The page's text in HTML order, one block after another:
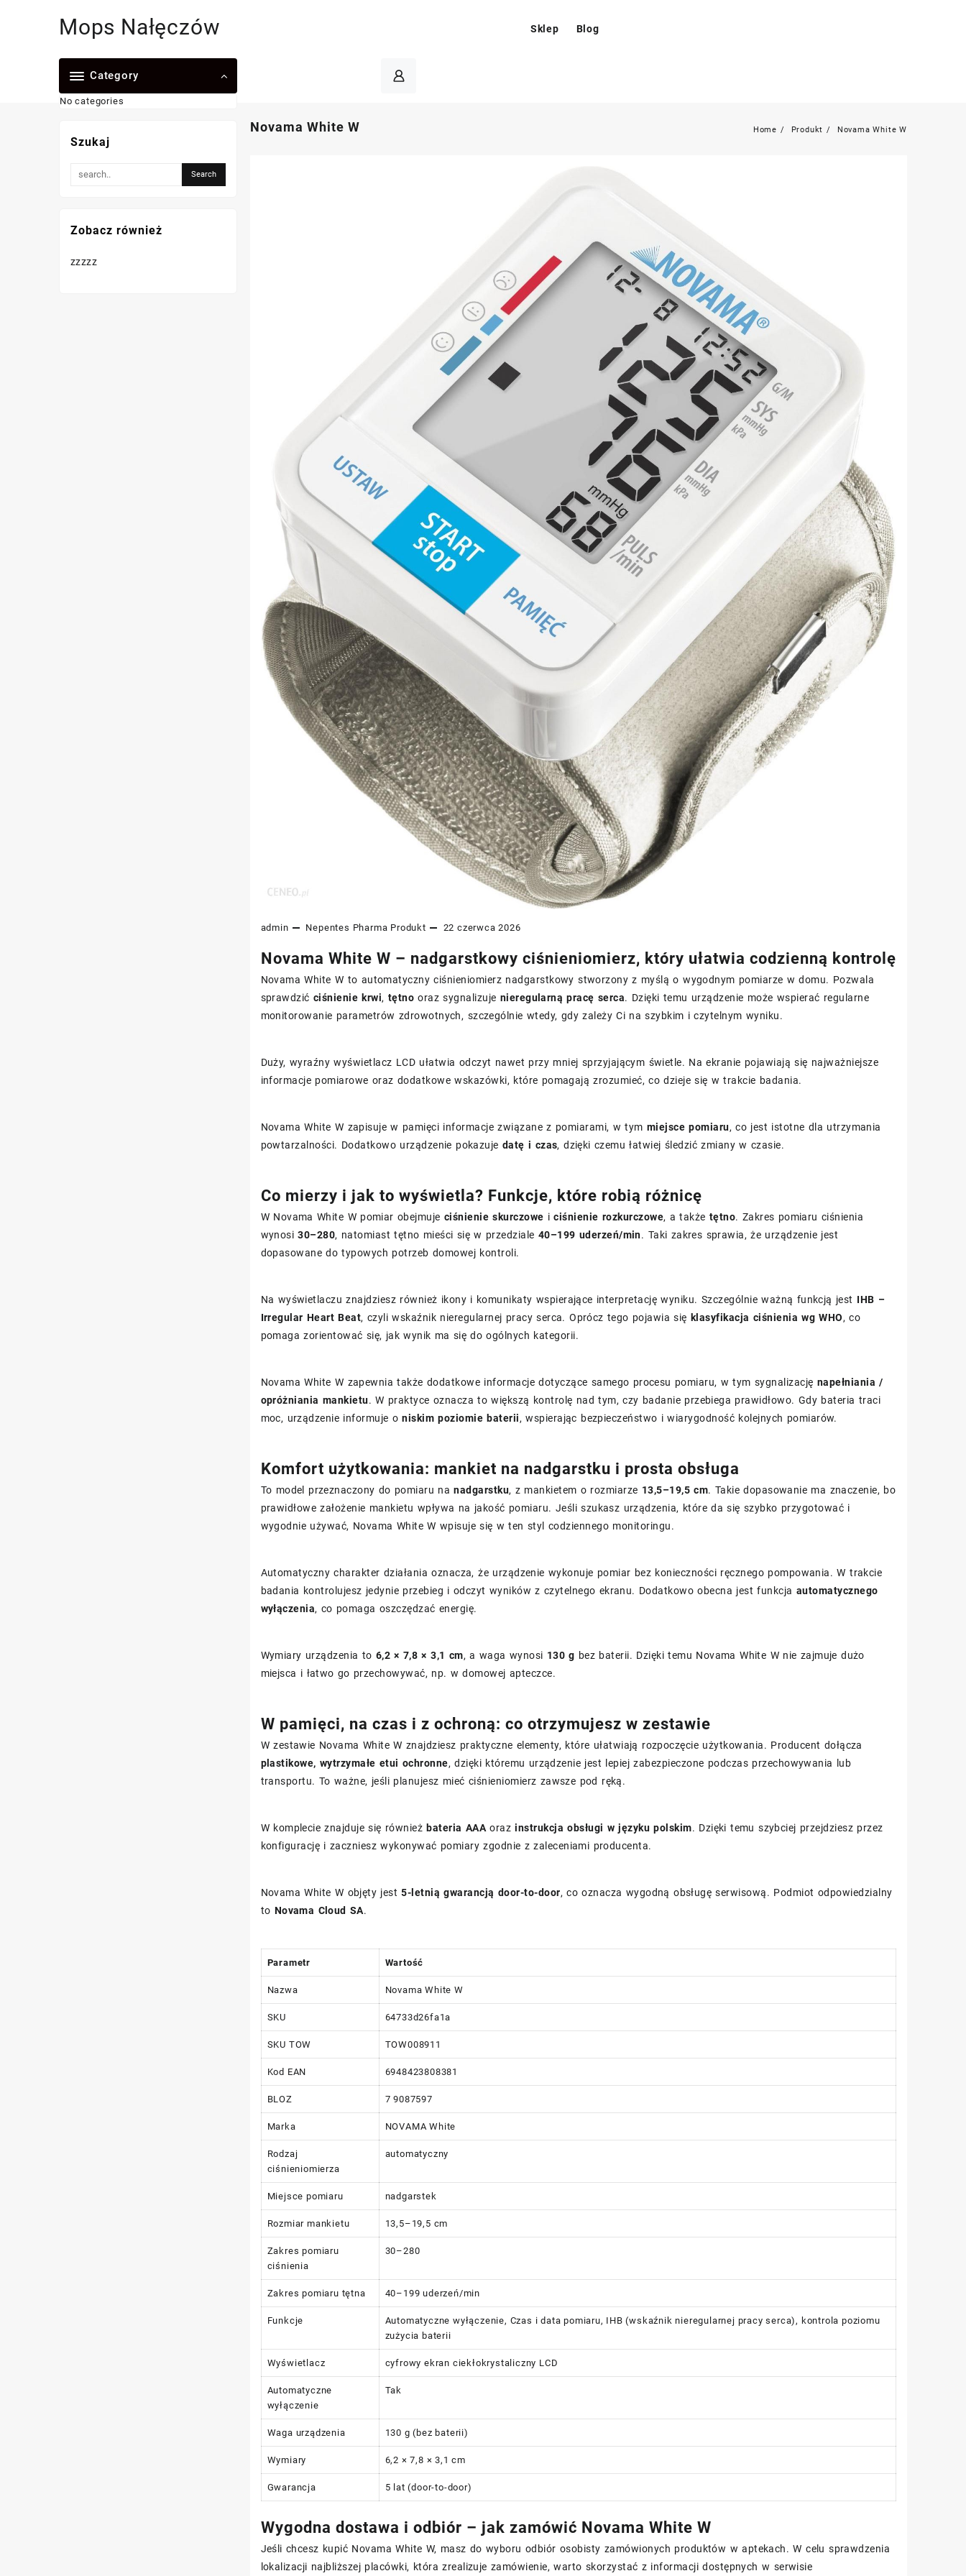
Mops Nałęczów Sklep Blog
Category
No categories
Novama White W Home Produkt Novama White W
admin Nepentes Pharma Produkt 22 czerwca 2026
Novama White W – nadgarstkowy ciśnieniomierz, który ułatwia codzienną kontrolę
Novama White W to automatyczny ciśnieniomierz nadgarstkowy stworzony z myślą o wygodnym pomiarze w domu. Pozwala
sprawdzić ciśnienie krwi, tętno oraz sygnalizuje nieregularną pracę serca. Dzięki temu urządzenie może wspierać regularne
monitorowanie parametrów zdrowotnych, szczególnie wtedy, gdy zależy Ci na szybkim i czytelnym wyniku.
Duży, wyraźny wyświetlacz LCD ułatwia odczyt nawet przy mniej sprzyjającym świetle. Na ekranie pojawiają się najważniejsze
informacje pomiarowe oraz dodatkowe wskazówki, które pomagają zrozumieć, co dzieje się w trakcie badania.
Novama White W zapisuje w pamięci informacje związane z pomiarami, w tym miejsce pomiaru, co jest istotne dla utrzymania
powtarzalności. Dodatkowo urządzenie pokazuje datę i czas, dzięki czemu łatwiej śledzić zmiany w czasie.
Co mierzy i jak to wyświetla? Funkcje, które robią różnicę
W Novama White W pomiar obejmuje ciśnienie skurczowe iciśnienie rozkurczowe, a także tętno. Zakres pomiaru ciśnienia
wynosi30–280, natomiast tętno mieści się w przedziale 40–199 uderzeń/min. Taki zakres sprawia, że urządzenie jest
dopasowane do typowych potrzeb domowej kontroli.
Na wyświetlaczu znajdziesz również ikony i komunikaty wspierające interpretację wyniku. Szczególnie ważną funkcją jest IHB –
Irregular Heart Beat, czyli wskaźnik nieregularnej pracy serca. Oprócz tego pojawia się klasyfikacja ciśnienia wg WHO, co
pomaga zorientować się, jak wynik ma się do ogólnych kategorii.
Novama White W zapewnia także dodatkowe informacje dotyczące samego procesu pomiaru, w tym sygnalizację napełniania /
opróżniania mankietu. W praktyce oznacza to większą kontrolę nad tym, czy badanie przebiega prawidłowo. Gdy bateria traci
moc, urządzenie informuje oniskim poziomie baterii, wspierając bezpieczeństwo i wiarygodność kolejnych pomiarów.
Komfort użytkowania: mankiet na nadgarstku i prosta obsługa
To model przeznaczony do pomiaru nanadgarstku, z mankietem o rozmiarze 13,5–19,5 cm. Takie dopasowanie ma znaczenie, bo
prawidłowe założenie mankietu wpływa na jakość pomiaru. Jeśli szukasz urządzenia, które da się szybko przygotować i
wygodnie używać, Novama White W wpisuje się w ten styl codziennego monitoringu.
Automatyczny charakter działania oznacza, że urządzenie wykonuje pomiar bez konieczności ręcznego pompowania. W trakcie
badania kontrolujesz jedynie przebieg i odczyt wyników z czytelnego ekranu. Dodatkowo obecna jest funkcja automatycznego
wyłączenia, co pomaga oszczędzać energię.
Wymiary urządzenia to 6,2 × 7,8 × 3,1 cm, a waga wynosi 130 g bez baterii. Dzięki temu Novama White W nie zajmuje dużo
miejsca i łatwo go przechowywać, np. w domowej apteczce.
W pamięci, na czas i z ochroną: co otrzymujesz w zestawie
W zestawie Novama White W znajdziesz praktyczne elementy, które ułatwiają rozpoczęcie użytkowania. Producent dołącza
plastikowe, wytrzymałe etui ochronne, dzięki któremu urządzenie jest lepiej zabezpieczone podczas przechowywania lub
transportu. To ważne, jeśli planujesz mieć ciśnieniomierz zawsze pod ręką.
W komplecie znajduje się równieżbateria AAA orazinstrukcja obsługi w języku polskim. Dzięki temu szybciej przejdziesz przez
konfigurację i zaczniesz wykonywać pomiary zgodnie z zaleceniami producenta.
Novama White W objęty jest5-letnią gwarancją door-to-door, co oznacza wygodną obsługę serwisową. Podmiot odpowiedzialny
to Novama Cloud SA.
Parametr Wartość
Nazwa Novama White W
SKU 64733d26fa1a
SKU TOW TOW008911
Kod EAN 6948423808381
BLOZ 7 9087597
Marka NOVAMA White
Rodzaj
ciśnieniomierza
automatyczny
Miejsce pomiaru nadgarstek
Rozmiar mankietu 13,5–19,5 cm
Zakres pomiaru
ciśnienia
30–280
Zakres pomiaru tętna 40–199 uderzeń/min
Funkcje
Automatyczne wyłączenie, Czas i data pomiaru, IHB (wskaźnik nieregularnej pracy serca), kontrola poziomu
zużycia baterii
Wyświetlacz cyfrowy ekran ciekłokrystaliczny LCD
Automatyczne
wyłączenie
Tak
Waga urządzenia 130 g (bez baterii)
Wymiary 6,2 × 7,8 × 3,1 cm
Gwarancja 5 lat (door-to-door)
Wygodna dostawa i odbiór – jak zamówić Novama White W
Jeśli chcesz kupić Novama White W, masz do wyboru odbiór osobisty zamówionych produktów w aptekach. W celu sprawdzenia
lokalizacji najbliższej placówki, która zrealizuje zamówienie, warto skorzystać z informacji dostępnych w serwisie
Szukaj
Zobacz również
zzzzz